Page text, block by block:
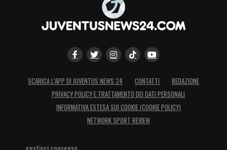
SCARICA L’APP DI JUVENTUS NEWS 24 CONTATTI
REDAZIONE
PRIVACY POLICY E TRATTAMENTO DEI DATI PERSONALI
INFORMATIVA ESTESA SUI COOKIE (COOKIE POLICY)
NETWORK SPORT REVIEW